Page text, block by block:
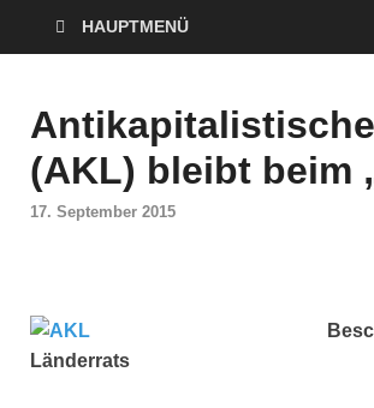
HAUPTMENÜ
(AKL) bleibt beim
17. September 2015
Länderrats